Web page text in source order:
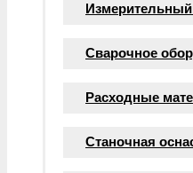
Измерительный
Сварочное
Расходные
Станочная